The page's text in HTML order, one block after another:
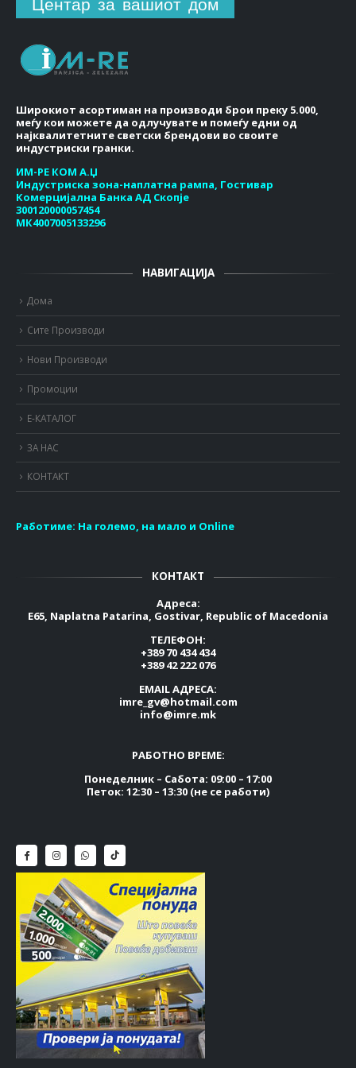
Широкиот асортиман на производи брои преку 5.000,
меѓу кои можете да одлучувате и помеѓу едни од
најквалитетните светски брендови во своите
индустриски гранки.
ИМ-РЕ КОМ А.Џ
Индустриска зона-наплатна рампа, Гостивар
Комерцијална Банка АД Скопје
300120000057454
МК4007005133296
НАВИГАЦИЈА
Дома
Сите Производи
Нови Производи
Промоции
Е-КАТАЛОГ
ЗА НАС
КОНТАКТ
Работиме: На големо, на мало и Online
КОНТАКТ
Адреса:
E65, Naplatna Patarina, Gostivar, Republic of Macedonia
ТЕЛЕФОН:
+389 70 434 434
+389 42 222 076
EMAIL АДРЕСА:
imre_gv@hotmail.com
info@imre.mk
РАБОТНО ВРЕМЕ:
Понеделник – Сабота: 09:00 – 17:00
Петок: 12:30 – 13:30 (не се работи)